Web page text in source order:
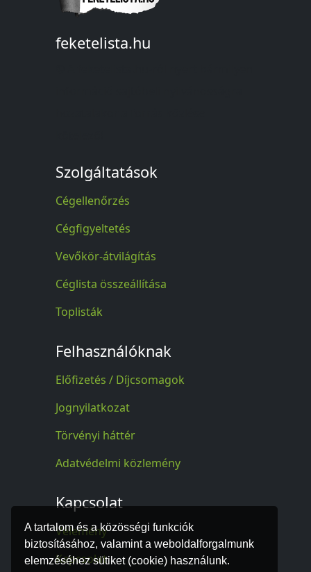
A tartalom és a közösségi funkciók
biztosításához, valamint a weboldalforgalmunk
elemzéséhez sütiket (cookie) használunk.
feketelista.hu
Szolgáltatások
Cégellenőrzés
Cégfigyeltetés
Vevőkör-átvilágítás
Céglista összeállítása
Toplisták
Felhasználóknak
Előfizetés / Díjcsomagok
Jognyilatkozat
Törvényi háttér
Adatvédelmi közlemény
Kapcsolat
Vélemény
Kapcsolat